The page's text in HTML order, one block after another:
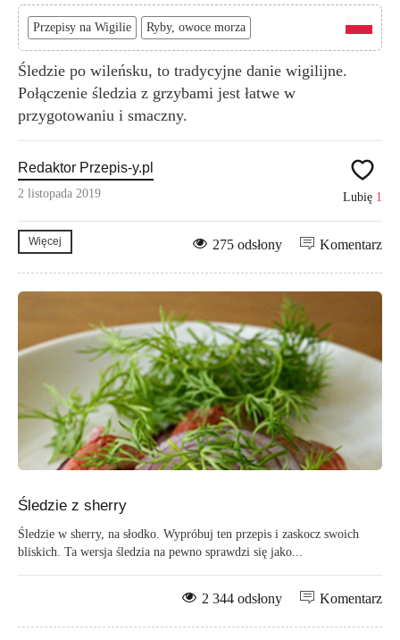
Przepisy na Wigilie Ryby, owoce morza
Śledzie po wileńsku, to tradycyjne danie wigilijne.
Połączenie śledzia z grzybami jest łatwe w
przygotowaniu i smaczny.
Redaktor Przepis-y.pl
2 listopada 2019 Lubię 1
Więcej Komentarz
275 odsłony
Śledzie z sherry
Śledzie w sherry, na słodko. Wypróbuj ten przepis i zaskocz swoich
bliskich. Ta wersja śledzia na pewno sprawdzi się jako...
Komentarz
2 344 odsłony